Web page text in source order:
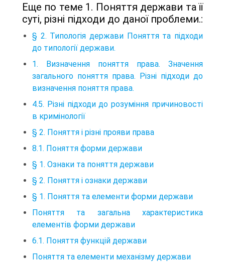
Еще по теме 1. Поняття держави та її
суті, різні підходи до даної проблеми.:
§ 2. Типологія держави Поняття та підходи
до типології держави.
1. Визначення поняття права. Значення
загального поняття права. Різні підходи до
визначення поняття права.
4.5. Різні підходи до розуміння причиновості
в кримінології
§ 2. Поняття і різні прояви права
8.1. Поняття форми держави
§ 1. Ознаки та поняття держави
§ 2. Поняття і ознаки держави
§ 1. Поняття та елементи форми держави
Поняття та загальна характеристика
елементів форми держави
6.1. Поняття функцій держави
Поняття та елементи механізму держави